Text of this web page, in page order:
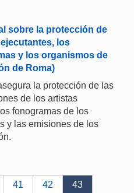
sobre la protección de
los
y los organismos de
de Roma)
la protección de las
de los artistas
fonogramas de los
y las emisiones de los
41 42 43